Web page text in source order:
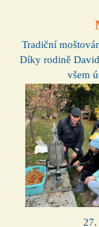
Tradiční
Díky rodině
všem